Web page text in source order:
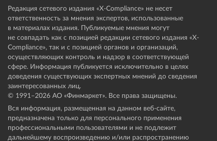
Редакция сетевого издания «X-Compliance» не несет
ответственность за мнения экспертов, использованные
в материалах издания. Публикуемые мнения могут
не совпадать как с позицией редакции сетевого издания «X-
Compliance», так и с позицией органов и организаций,
осуществляющих контроль и надзор в соответствующей
сфере. Информация публикуется исключительно в целях
доведения существующих экспертных мнений до сведения
заинтересованных лиц.
© 1991–2026 АО «Финмаркет». Все права защищены.
Вся информация, размещенная на данном веб-сайте,
предназначена только для персонального применения
профессиональными пользователями и не подлежит
дальнейшему воспроизведению и/или распространению